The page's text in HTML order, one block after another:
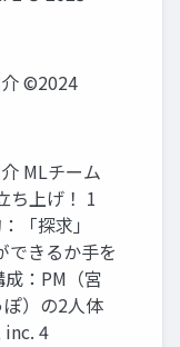
©2024
MLチーム
ち上げ！ 1
「探求」
できるか⼿を
：PM（宮
）の2⼈体
4